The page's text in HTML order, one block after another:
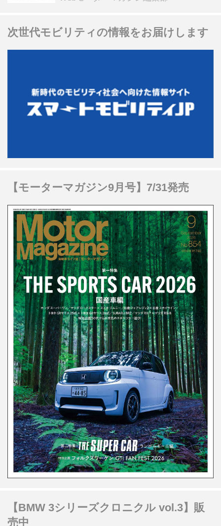
次世代モビリティの情報をお届けします
【モーターマガジン9月号】7/31発売
【BMW 3シリーズクロニクル vol.3】販
売中